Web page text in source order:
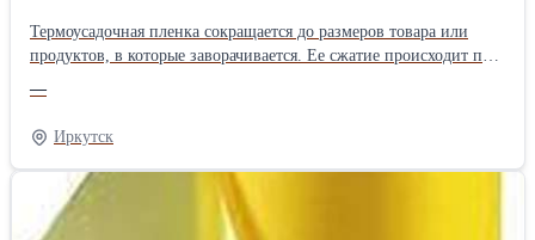
Термоусадочная пленка сокращается до размеров товара или
продуктов, в которые заворачивается. Ее сжатие происходит при
упаковки, а вся продукция пищевой, строительной (и многих
прочих сфер) сохраняет свои свойства. Термоусадочная пленка
может применяться в разной области, поэтому производитель
предусматривает разные особенности в ходепроизводства. К
примеру, для хлебобулочной продукции выпускаются пленки из
—
Иркутск